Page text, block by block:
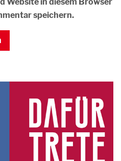
speichern.